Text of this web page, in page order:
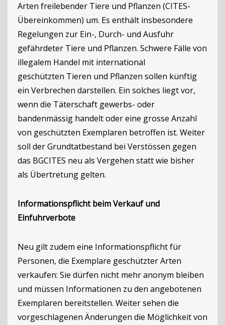
Arten freilebender Tiere und Pflanzen (CITES-
Übereinkommen) um. Es enthält insbesondere
Regelungen zur Ein-, Durch- und Ausfuhr
gefährdeter Tiere und Pflanzen. Schwere Fälle von
illegalem Handel mit international
geschützten Tieren und Pflanzen sollen künftig
ein Verbrechen darstellen. Ein solches liegt vor,
wenn die Täterschaft gewerbs- oder
bandenmässig handelt oder eine grosse Anzahl
von geschützten Exemplaren betroffen ist. Weiter
soll der Grundtatbestand bei Verstössen gegen
das BGCITES neu als Vergehen statt wie bisher
als Übertretung gelten.
Informationspflicht beim Verkauf und
Einfuhrverbote
Neu gilt zudem eine Informationspflicht für
Personen, die Exemplare geschützter Arten
verkaufen: Sie dürfen nicht mehr anonym bleiben
und müssen Informationen zu den angebotenen
Exemplaren bereitstellen. Weiter sehen die
vorgeschlagenen Änderungen die Möglichkeit von